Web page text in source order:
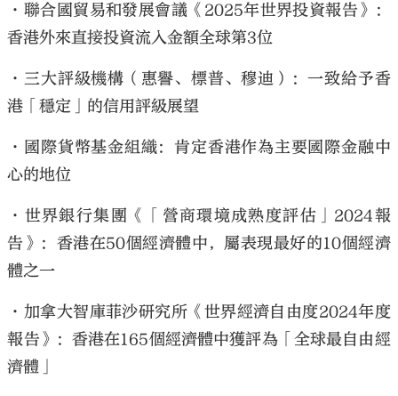
•聯合國貿易和發展會議《2025年世界投資報告》：
香港外來直接投資流入金額全球第3位
•三大評級機構（惠譽、標普、穆迪）：一致給予香
港「穩定」的信用評級展望
•國際貨幣基金組織：肯定香港作為主要國際金融中
心的地位
•世界銀行集團《「營商環境成熟度評估」2024報
告》：香港在50個經濟體中，屬表現最好的10個經濟
體之一
•加拿大智庫菲沙研究所《世界經濟自由度2024年度
報告》：香港在165個經濟體中獲評為「全球最自由經
濟體」